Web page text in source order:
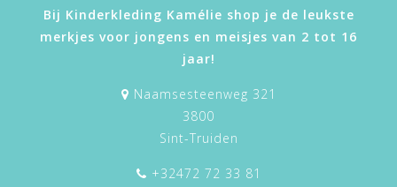
Bij Kinderkleding Kamélie shop je de leukste
merkjes voor jongens en meisjes van 2 tot 16
jaar!
Naamsesteenweg 321
3800
Sint-Truiden
+32472 72 33 81